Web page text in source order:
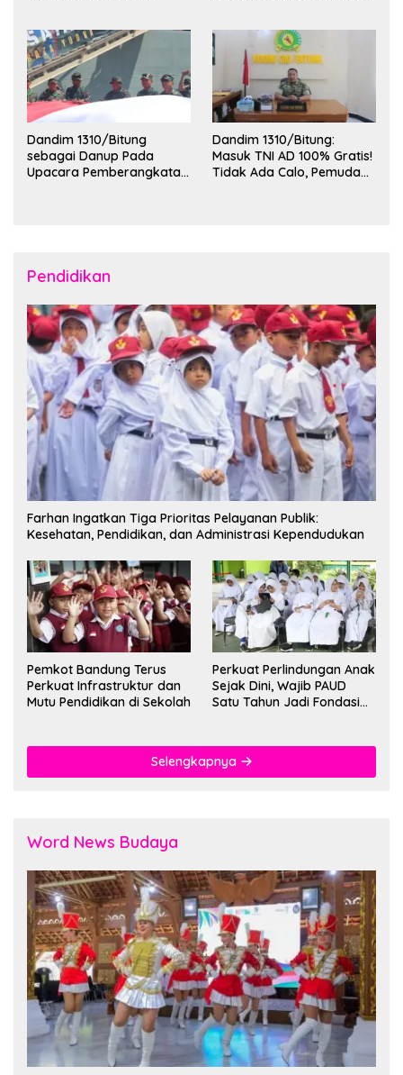
Kota Bitung
Dandim 1310/Bitung
sebagai Danup Pada
Upacara Pemberangkatan
Dandim 1310/Bitung:
Masuk TNI AD 100% Gratis!
Tidak Ada Calo, Pemuda
Pendidikan
Farhan Ingatkan Tiga Prioritas Pelayanan Publik:
Kesehatan, Pendidikan, dan Administrasi Kependudukan
Pemkot Bandung Terus
Perkuat Infrastruktur dan
Mutu Pendidikan di Sekolah
Perkuat Perlindungan Anak
Sejak Dini, Wajib PAUD
Satu Tahun Jadi Fondasi
Selengkapnya
Word News Budaya